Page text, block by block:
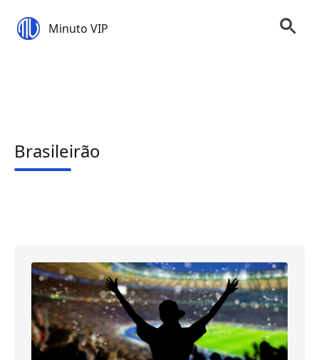
Minuto VIP
Brasileirão